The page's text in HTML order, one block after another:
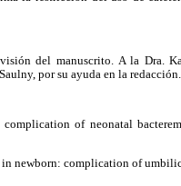
del manuscrito. A la Dra.
por su ayuda en la redacción.
of neonatal
newborn: complication of